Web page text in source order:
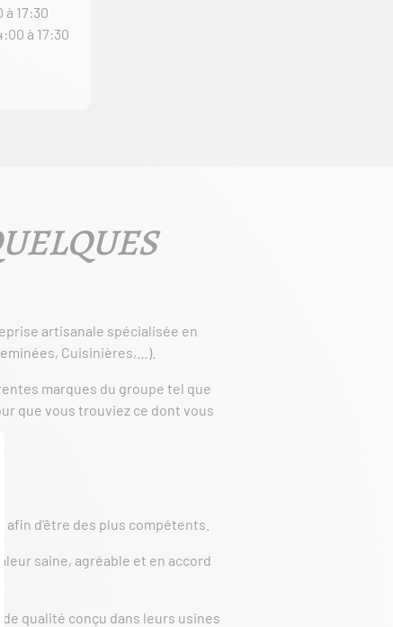
17:30
à 17:30
artisanale spécialisée en
Cuisinières,…).
marques du groupe tel que
que vous trouviez ce dont vous
afin d’être des plus compétents.
saine, agréable et en accord
qualité conçu dans leurs usines